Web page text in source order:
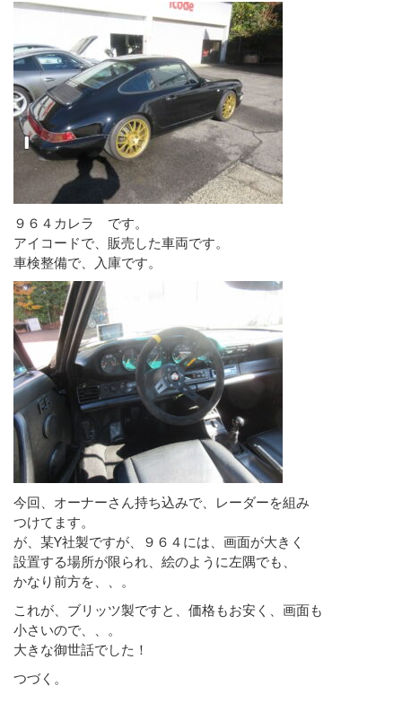
９６４カレラ です。
アイコードで、販売した車両です。
車検整備で、入庫です。
今回、オーナーさん持ち込みで、レーダーを組み
つけてます。
が、某Y社製ですが、９６４には、画面が大きく
設置する場所が限られ、絵のように左隅でも、
かなり前方を、、。
これが、ブリッツ製ですと、価格もお安く、画面も
小さいので、、。
大きな御世話でした！
つづく。